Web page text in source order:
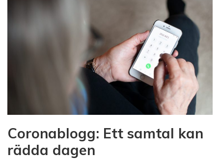
Coronablogg: Ett samtal kan
rädda dagen